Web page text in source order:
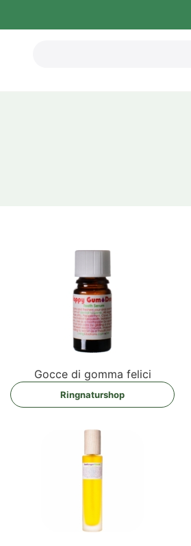
Goc­ce di gom­ma felici
Ring­na­tur­shop